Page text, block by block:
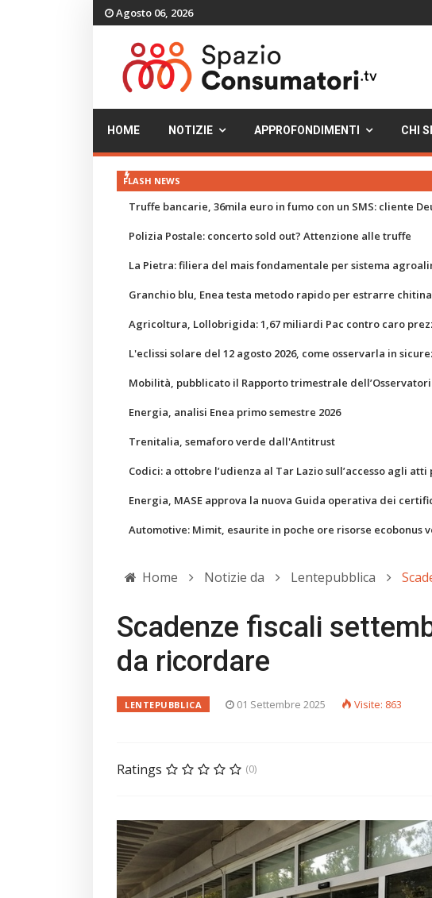
Agosto 06, 2026
HOME NOTIZIE APPROFONDIMENTI CHI
FLASH NEWS
Truffe bancarie, 36mila euro in fumo con un SMS: cliente
Polizia Postale: concerto sold out? Attenzione alle truffe
La Pietra: filiera del mais fondamentale per sistema
Granchio blu, Enea testa metodo rapido per estrarre chitina
Agricoltura, Lollobrigida: 1,67 miliardi Pac contro caro
L'eclissi solare del 12 agosto 2026, come osservarla in
Mobilità, pubblicato il Rapporto trimestrale
Energia, analisi Enea primo semestre 2026
Trenitalia, semaforo verde dall'Antitrust
Codici: a ottobre l’udienza al Tar Lazio sull’accesso agli
Energia, MASE approva la nuova Guida operativa dei
Automotive: Mimit, esaurite in poche ore risorse ecobonus
Home Notizie da Lentepubblica
Scadenze fiscali
da ricordare
LENTEPUBBLICA 01 Settembre 2025 Visite: 863
Ratings (0)